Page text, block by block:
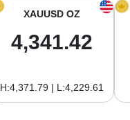
XAUUSD OZ
4,341.42
H:4,371.79 | L:4,229.61